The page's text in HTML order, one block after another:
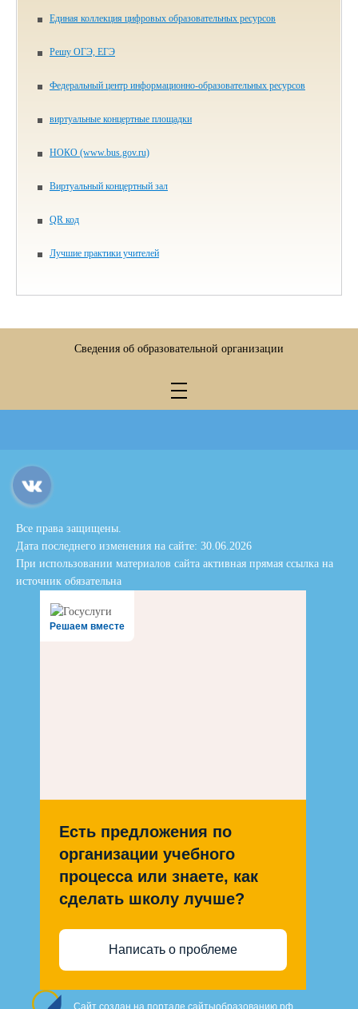
Единая коллекция цифровых образовательных ресурсов
Решу ОГЭ, ЕГЭ
Федеральный центр информационно-образовательных ресурсов
виртуальные концертные площадки
НОКО (www.bus.gov.ru)
Виртуальный концертный зал
QR код
Лучшие практики учителей
Сведения об образовательной организации
Все права защищены.
Дата последнего изменения на сайте: 30.06.2026
При использовании материалов сайта активная прямая ссылка на
источник обязательна
Решаем вместе
Есть предложения по
организации учебного
процесса или знаете, как
сделать школу лучше?
Написать о проблеме
Сайт создан на портале сайтыобразованию.рф